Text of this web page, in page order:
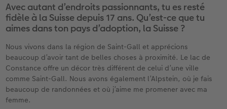
Avec autant d’endroits passionnants, tu es resté
fidèle à la Suisse depuis 17 ans. Qu’est-ce que tu
aimes dans ton pays d’adoption, la Suisse ?
Nous vivons dans la région de Saint-Gall et apprécions
beaucoup d’avoir tant de belles choses à proximité. Le lac de
Constance offre un décor très différent de celui d’une ville
comme Saint-Gall. Nous avons également l’Alpstein, où je fais
beaucoup de randonnées et où j’aime me promener avec ma
femme.